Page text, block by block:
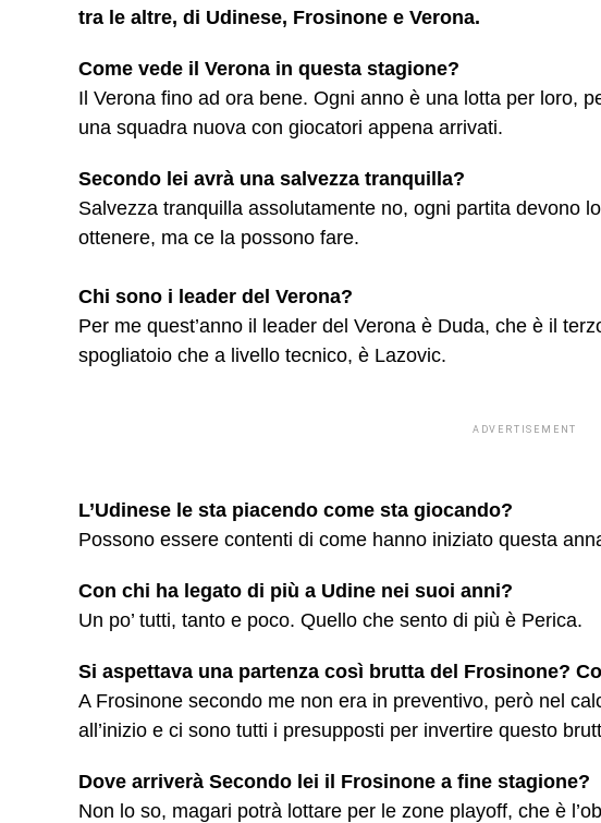
tra le altre, di Udinese, Frosinone e Verona.
Come vede il Verona in questa stagione?
Il Verona fino ad ora bene. Ogni anno è una lotta per loro,
una squadra nuova con giocatori appena arrivati.
Secondo lei avrà una salvezza tranquilla?
Salvezza tranquilla assolutamente no, ogni partita devono
ottenere, ma ce la possono fare.
Chi sono i leader del Verona?
Per me quest’anno il leader del Verona è Duda, che è il
spogliatoio che a livello tecnico, è Lazovic.
ADVERTISEMENT
L’Udinese le sta piacendo come sta giocando?
Possono essere contenti di come hanno iniziato questa
Con chi ha legato di più a Udine nei suoi anni?
Un po’ tutti, tanto e poco. Quello che sento di più è Perica.
Si aspettava una partenza così brutta del Frosinone?
A Frosinone secondo me non era in preventivo, però nel
all’inizio e ci sono tutti i presupposti per invertire questo
Dove arriverà Secondo lei il Frosinone a fine stagione?
Non lo so, magari potrà lottare per le zone playoff, che è